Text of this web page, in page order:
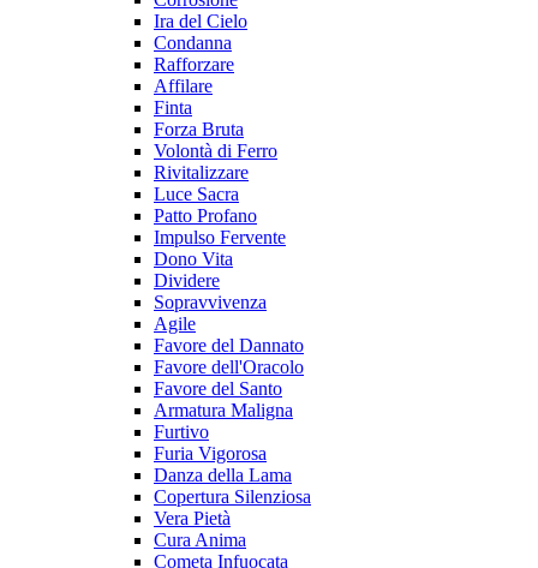
Ira del Cielo
Condanna
Rafforzare
Affilare
Finta
Forza Bruta
Volontà di Ferro
Rivitalizzare
Luce Sacra
Patto Profano
Impulso Fervente
Dono Vita
Dividere
Sopravvivenza
Agile
Favore del Dannato
Favore dell'Oracolo
Favore del Santo
Armatura Maligna
Furtivo
Furia Vigorosa
Danza della Lama
Copertura Silenziosa
Vera Pietà
Cura Anima
Cometa Infuocata